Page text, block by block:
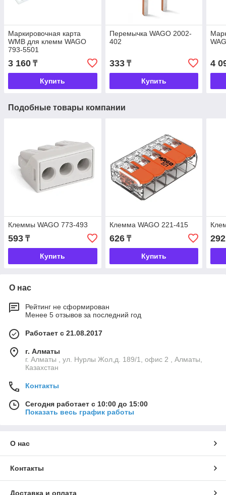
Маркировочная карта
WMB для клемм WAGO
793-5501
3 160 ₸
Купить
Перемычка WAGO 2002-
402
333₸
Купить
4
Подобные товары компании
Клеммы WAGO 773-493
593 ₸
Купить
Клемма WAGO 221-415
626₸
Купить
292
О нас
Рейтинг не сформирован
Менее 5 отзывов за последний год
Работает с 21.08.2017
г. Алматы
г. Алматы , ул. Нурлы Жол,д. 189/1, офис 2 , Алматы,
Казахстан
Контакты
Сегодня работает с 10:00 до 15:00
Показать весь график работы
О нас
Контакты
Доставка и оплата